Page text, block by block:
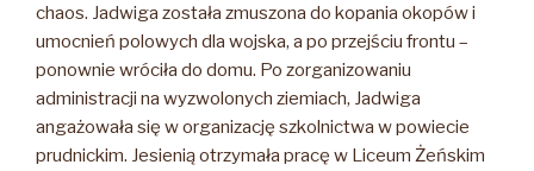
chaos. Jadwiga została zmuszona do kopania okopów i
umocnień polowych dla wojska, a po przejściu frontu –
ponownie wróciła do domu. Po zorganizowaniu
administracji na wyzwolonych ziemiach, Jadwiga
angażowała się w organizację szkolnictwa w powiecie
prudnickim. Jesienią otrzymała pracę w Liceum Żeńskim